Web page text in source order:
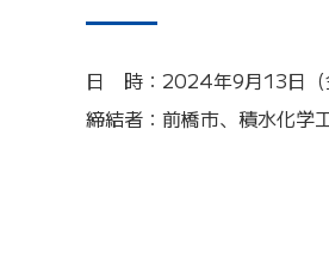
日 時：2024年9月13日
締結者：前橋市、積水化学